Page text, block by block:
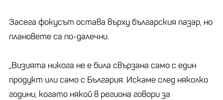
Засега фокусът остава върху българския пазар, но
плановете са по-далечни.
„Визията никога не е била свързана само с един
продукт или само с България. Искаме след няколко
години, когато някой в региона говори за